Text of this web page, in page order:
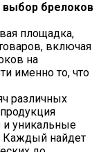
брелоков
площадка,
включая
на
именно то, что
различных
и уникальные
Каждый найдет